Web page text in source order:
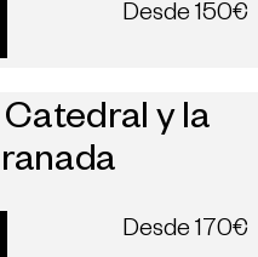
Desde 150€
y la
Desde 170€